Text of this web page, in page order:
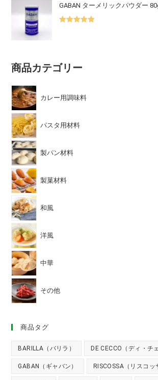
GABAN ターメリックパウダー
商品カテゴリー
カレー用調味料
パスタ用材料
製パン材料
製菓材料
和風
洋風
中華
その他
商品タグ
BARILLA（バリラ） DE CECCO（ディ・チ
GABAN（ギャバン） RISCOSSA（リスコッ